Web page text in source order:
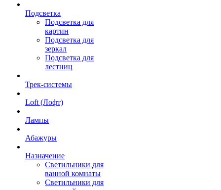
Подсветка
Подсветка для
картин
Подсветка для
зеркал
Подсветка для
лестниц
Трек-системы
Loft (Лофт)
Лампы
Абажуры
Назначение
Светильники для
ванной комнаты
Светильники для